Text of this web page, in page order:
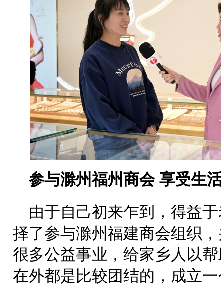
参与滁州福州商会 享受生
由于自己初来乍到，得益
择了参与滁州福建商会组织
很多公益事业，给家乡人以
在外都是比较团结的，成立